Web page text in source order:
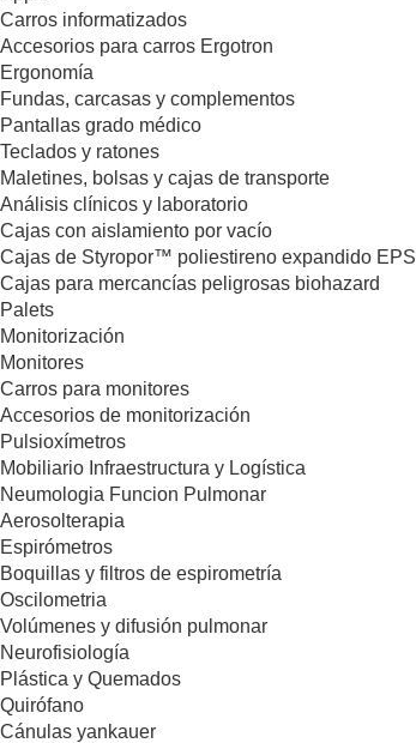
Carros informatizados
Accesorios para carros Ergotron
Ergonomía
Fundas, carcasas y complementos
Pantallas grado médico
Teclados y ratones
Maletines, bolsas y cajas de transporte
Análisis clínicos y laboratorio
Cajas con aislamiento por vacío
Cajas de Styropor™ poliestireno expandido EPS
Cajas para mercancías peligrosas biohazard
Palets
Monitorización
Monitores
Carros para monitores
Accesorios de monitorización
Pulsioxímetros
Mobiliario Infraestructura y Logística
Neumologia Funcion Pulmonar
Aerosolterapia
Espirómetros
Boquillas y filtros de espirometría
Oscilometria
Volúmenes y difusión pulmonar
Neurofisiología
Plástica y Quemados
Quirófano
Cánulas yankauer